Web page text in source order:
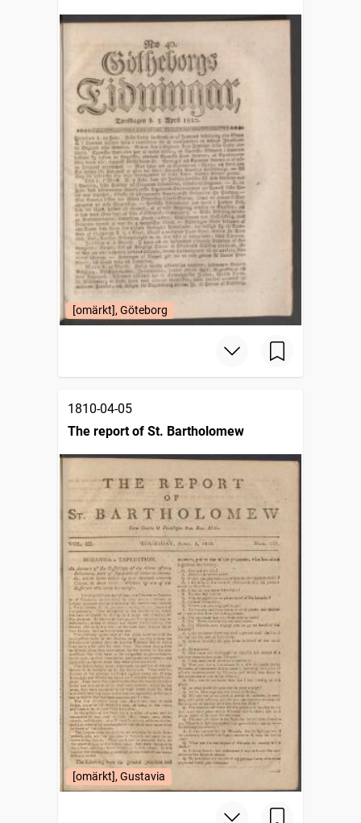
[omärkt], Göteborg
1810-04-05
The report of St. Bartholomew
[omärkt], Gustavia